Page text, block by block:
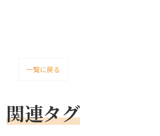
一覧に戻る
関連タグ